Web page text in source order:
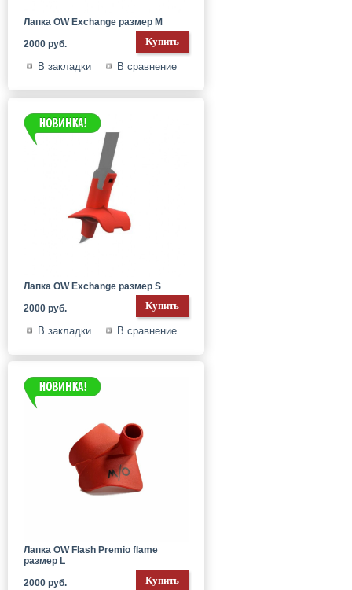
Лапка OW Exchange размер M
2000 руб.
В закладки В сравнение
Лапка OW Exchange размер S
2000 руб.
В закладки В сравнение
Лапка OW Flash Premio flame
размер L
2000 руб.